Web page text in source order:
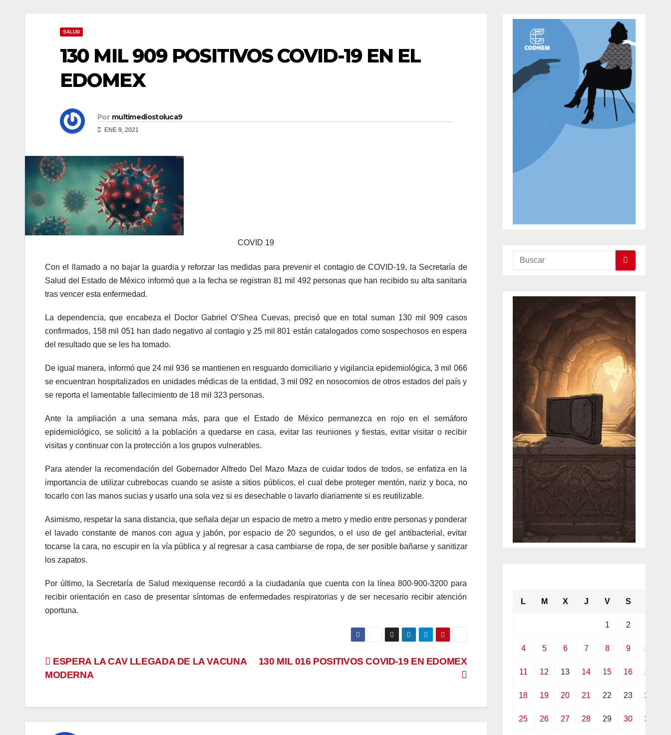
SALUD
130 MIL 909 POSITIVOS COVID-19 EN EL
EDOMEX
Por multimediostoluca9
ENE 9, 2021
COVID 19
Con el llamado a no bajar la guardia y reforzar las medidas para prevenir el contagio de COVID-19, la Secretaría de
Salud del Estado de México informó que a la fecha se registran 81 mil 492 personas que han recibido su alta sanitaria
tras vencer esta enfermedad.
La dependencia, que encabeza el Doctor Gabriel O’Shea Cuevas, precisó que en total suman 130 mil 909 casos
confirmados, 158 mil 051 han dado negativo al contagio y 25 mil 801 están catalogados como sospechosos en espera
del resultado que se les ha tomado.
De igual manera, informó que 24 mil 936 se mantienen en resguardo domiciliario y vigilancia epidemiológica, 3 mil 066
se encuentran hospitalizados en unidades médicas de la entidad, 3 mil 092 en nosocomios de otros estados del país y
se reporta el lamentable fallecimiento de 18 mil 323 personas.
Ante la ampliación a una semana más, para que el Estado de México permanezca en rojo en el semáforo
epidemiológico, se solicitó a la población a quedarse en casa, evitar las reuniones y fiestas, evitar visitar o recibir
visitas y continuar con la protección a los grupos vulnerables.
Para atender la recomendación del Gobernador Alfredo Del Mazo Maza de cuidar todos de todos, se enfatiza en la
importancia de utilizar cubrebocas cuando se asiste a sitios públicos, el cual debe proteger mentón, nariz y boca, no
tocarlo con las manos sucias y usarlo una sola vez si es desechable o lavarlo diariamente si es reutilizable.
Asimismo, respetar la sana distancia, que señala dejar un espacio de metro a metro y medio entre personas y ponderar
el lavado constante de manos con agua y jabón, por espacio de 20 segundos, o el uso de gel antibacterial, evitar
tocarse la cara, no escupir en la vía pública y al regresar a casa cambiarse de ropa, de ser posible bañarse y sanitizar
los zapatos.
Por último, la Secretaría de Salud mexiquense recordó a la ciudadanía que cuenta con la línea 800-900-3200 para
recibir orientación en caso de presentar síntomas de enfermedades respiratorias y de ser necesario recibir atención
oportuna.
Navegación
entradas
130 MIL 016 POSITIVOS COVID-19 EN EDOMEX
ESPERA LA CAV LLEGADA DE LA VACUNA
MODERNA
L M X J V S
1 2
4 5 6 7 8 9 10
11 12 13 14 15 16 17
18 19 20 21 22 23 24
25 26 27 28 29 30 31